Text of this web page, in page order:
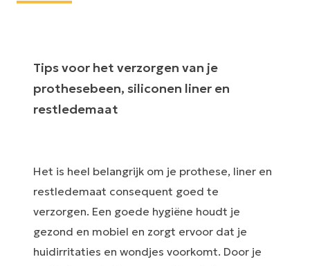
Tips voor het verzorgen van je
prothesebeen, siliconen liner en
restledemaat
Het is heel belangrijk om je prothese, liner en
restledemaat consequent goed te
verzorgen. Een goede hygiëne houdt je
gezond en mobiel en zorgt ervoor dat je
huidirritaties en wondjes voorkomt. Door je